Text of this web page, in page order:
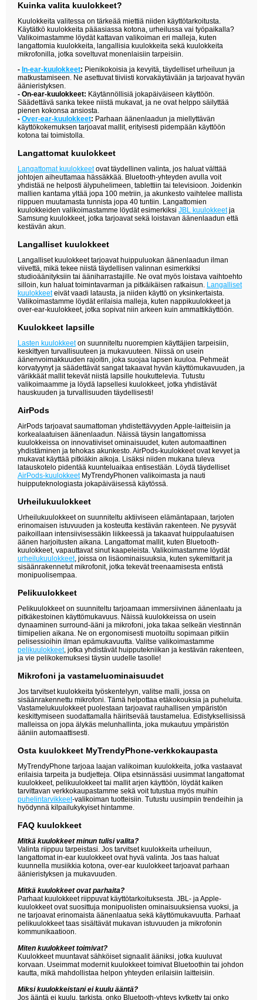
Kuinka valita kuulokkeet?
Kuulokkeita valitessa on tärkeää miettiä niiden käyttötarkoitusta.
Käytätkö kuulokkeita pääasiassa kotona, urheilussa vai työpaikalla?
Valikoimastamme löydät kattavan valikoiman eri malleja, kuten
langattomia kuulokkeita, langallisia kuulokkeita sekä kuulokkeita
mikrofonilla, jotka soveltuvat monenlaisiin tarpeisiin.
- In-ear-kuulokkeet: Pienikokoisia ja kevyitä, täydelliset urheiluun ja
matkustamiseen. Ne asettuvat tiiviisti korvakäytävään ja tarjoavat hyvän
äänieristyksen.
- On-ear-kuulokkeet: Käytännöllisiä jokapäiväiseen käyttöön.
Säädettävä sanka tekee niistä mukavat, ja ne ovat helppo säilyttää
pienen kokonsa ansiosta.
- Over-ear-kuulokkeet: Parhaan äänenlaadun ja miellyttävän
käyttökokemuksen tarjoavat mallit, erityisesti pidempään käyttöön
kotona tai toimistolla.
Langattomat kuulokkeet
Langattomat kuulokkeetovat täydellinen valinta, jos haluat välttää
johtojen aiheuttamaa hässäkkää. Bluetooth-yhteyden avulla voit
yhdistää ne helposti älypuhelimeen, tablettiin tai televisioon. Joidenkin
mallien kantama yltää jopa 100 metriin, ja akunkesto vaihtelee mallista
riippuen muutamasta tunnista jopa 40 tuntiin. Langattomien
kuulokkeiden valikoimastamme löydät esimerkiksi JBL kuulokkeetja
Samsung kuulokkeet, jotka tarjoavat sekä loistavan äänenlaadun että
kestävän akun.
Langalliset kuulokkeet
Langalliset kuulokkeet tarjoavat huippuluokan äänenlaadun ilman
viivettä, mikä tekee niistä täydellisen valinnan esimerkiksi
studioäänityksiin tai ääniharrastajille. Ne ovat myös loistava vaihtoehto
silloin, kun haluat toimintavarman ja pitkäikäisen ratkaisun. Langalliset
kuulokkeeteivät vaadi latausta, ja niiden käyttö on yksinkertaista.
Valikoimastamme löydät erilaisia malleja, kuten nappikuulokkeet ja
over-ear-kuulokkeet, jotka sopivat niin arkeen kuin ammattikäyttöön.
Kuulokkeet lapsille
Lasten kuulokkeeton suunniteltu nuorempien käyttäjien tarpeisiin,
keskittyen turvallisuuteen ja mukavuuteen. Niissä on usein
äänenvoimakkuuden rajoitin, joka suojaa lapsen kuuloa. Pehmeät
korvatyynyt ja säädettävät sangat takaavat hyvän käyttömukavuuden, ja
värikkäät mallit tekevät niistä lapsille houkuttelevia. Tutustu
valikoimaamme ja löydä lapsellesi kuulokkeet, jotka yhdistävät
hauskuuden ja turvallisuuden täydellisesti!
AirPods
AirPods tarjoavat saumattoman yhdistettävyyden Apple-laitteisiin ja
korkealaatuisen äänenlaadun. Näissä täysin langattomissa
kuulokkeissa on innovatiiviset ominaisuudet, kuten automaattinen
yhdistäminen ja tehokas akunkesto. AirPods-kuulokkeet ovat kevyet ja
mukavat käyttää pitkiäkin aikoja. Lisäksi niiden mukana tuleva
latauskotelo pidentää kuunteluaikaa entisestään. Löydä täydelliset
AirPods-kuulokkeetMyTrendyPhonen valikoimasta ja nauti
huipputeknologiasta jokapäiväisessä käytössä.
Urheilukuulokkeet
Urheilukuulokkeet on suunniteltu aktiiviseen elämäntapaan, tarjoten
erinomaisen istuvuuden ja kosteutta kestävän rakenteen. Ne pysyvät
paikoillaan intensiivisessäkin liikkeessä ja takaavat huippulaatuisen
äänen harjoitusten aikana. Langattomat mallit, kuten Bluetooth-
kuulokkeet, vapauttavat sinut kaapeleista. Valikoimastamme löydät
urheilukuulokkeet, joissa on lisäominaisuuksia, kuten sykemittarit ja
sisäänrakennetut mikrofonit, jotka tekevät treenaamisesta entistä
monipuolisempaa.
Pelikuulokkeet
Pelikuulokkeet on suunniteltu tarjoamaan immersiivinen äänenlaatu ja
pitkäkestoinen käyttömukavuus. Näissä kuulokkeissa on usein
dynaaminen surround-ääni ja mikrofoni, joka takaa selkeän viestinnän
tiimipelien aikana. Ne on ergonomisesti muotoiltu sopimaan pitkiin
pelisessioihin ilman epämukavuutta. Valitse valikoimastamme
pelikuulokkeet, jotka yhdistävät huipputekniikan ja kestävän rakenteen,
ja vie pelikokemuksesi täysin uudelle tasolle!
Mikrofoni ja vastameluominaisuudet
Jos tarvitset kuulokkeita työskentelyyn, valitse malli, jossa on
sisäänrakennettu mikrofoni. Tämä helpottaa etäkokouksia ja puheluita.
Vastamelukuulokkeet puolestaan tarjoavat rauhallisen ympäristön
keskittymiseen suodattamalla häiritsevää taustamelua. Edistyksellisissä
malleissa on jopa älykäs melunhallinta, joka mukautuu ympäristön
ääniin automaattisesti.
Osta kuulokkeet MyTrendyPhone-verkkokaupasta
MyTrendyPhone tarjoaa laajan valikoiman kuulokkeita, jotka vastaavat
erilaisia tarpeita ja budjetteja. Olipa etsinnässäsi uusimmat langattomat
kuulokkeet, pelikuulokkeet tai mallit arjen käyttöön, löydät kaiken
tarvittavan verkkokaupastamme sekä voit tutustua myös muihin
puhelintarvikkeet-valikoiman tuotteisiin. Tutustu uusimpiin trendeihin ja
hyödynnä kilpailukykyiset hintamme.
FAQ kuulokkeet
Mitkä kuulokkeet minun tulisi valita?
Valinta riippuu tarpeistasi. Jos tarvitset kuulokkeita urheiluun,
langattomat in-ear kuulokkeet ovat hyvä valinta. Jos taas haluat
kuunnella musiikkia kotona, over-ear kuulokkeet tarjoavat parhaan
äänieristyksen ja mukavuuden.
Mitkä kuulokkeet ovat parhaita?
Parhaat kuulokkeet riippuvat käyttötarkoituksesta. JBL- ja Apple-
kuulokkeet ovat suosittuja monipuolisten ominaisuuksiensa vuoksi, ja
ne tarjoavat erinomaista äänenlaatua sekä käyttömukavuutta. Parhaat
pelikuulokkeet taas sisältävät mukavan istuvuuden ja mikrofonin
kommunikaatioon.
Miten kuulokkeet toimivat?
Kuulokkeet muuntavat sähköiset signaalit ääniksi, jotka kuuluvat
korvaan. Useimmat modernit kuulokkeet toimivat Bluetoothin tai johdon
kautta, mikä mahdollistaa helpon yhteyden erilaisiin laitteisiin.
Miksi kuulokkeistani ei kuulu ääntä?
Jos ääntä ei kuulu, tarkista, onko Bluetooth-yhteys kytketty tai onko